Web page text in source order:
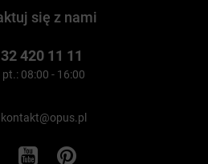
się z nami
420 11 11
pt.: 08:00 - 16:00
kontakt@opus.pl